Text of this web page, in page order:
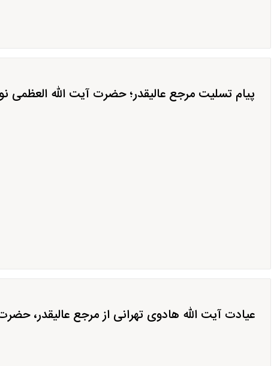
پیام تسلیت مرجع عالیقدر؛ حضرت آیت الله العظمی
عیادت آیت الله هادوی تهرانی از مرجع عالیقدر،